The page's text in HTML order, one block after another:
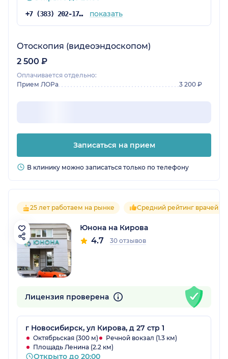
+7 (383) 202-17-31 показать
Отоскопия (видеоэндоскопом)
2 500 ₽
Оплачивается отдельно:
Прием ЛОРа
3 200 ₽
Записаться на прием
В клинику можно записаться только по телефону
25 лет работаем на рынке Средний рейтинг врачей
Юнона на Кирова
4.7 30 отзывов
Лицензия проверена
г Новосибирск, ул Кирова, д 27 стр 1
Октябрьская (300 м)
Речной вокзал (1.3 км)
Площадь Ленина (2.2 км)
Открыто до 20:00